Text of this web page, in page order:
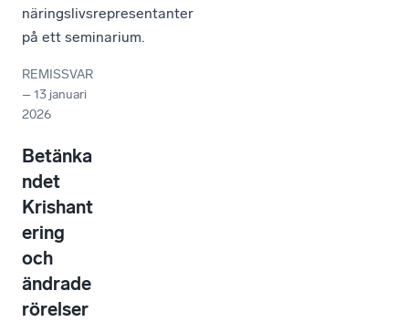
näringslivsrepresentanter
på ett seminarium.
REMISSVAR
–13 januari
2026
Betänka
ndet
Krishant
ering
och
ändrade
rörelser